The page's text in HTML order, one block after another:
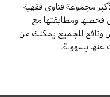
مجموعة فتاوى فقهية
فحصها ومطابقتها مع
ونافع للجميع يمكنك من
عنها بسهولة.